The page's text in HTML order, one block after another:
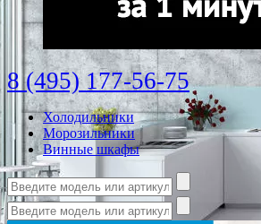
8 (495) 177-56-75
Холодильники
Морозильники
Винные шкафы